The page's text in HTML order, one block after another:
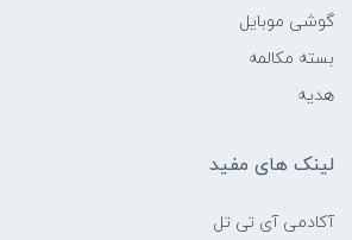
گوشی موبایل
بسته مکالمه
هدیه
لینک های مفید
آکادمی آی تی تل